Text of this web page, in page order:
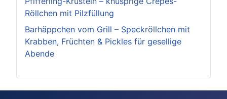
Röllchen mit Pilzfüllung
Barhäppchen vom Grill – Speckröllchen mit
Krabben, Früchten & Pickles für gesellige
Abende